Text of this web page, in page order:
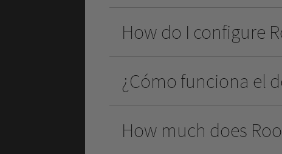
How do I configure
¿Cómo funciona el
How much does